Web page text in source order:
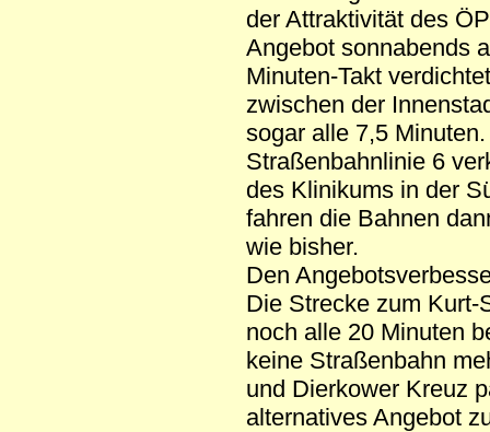
der Attraktivität des
Angebot sonnabends
Minuten-Takt
zwischen der
sogar alle 7,5
Straßenbahnlinie 6
des Klinikums in der
fahren die Bahnen
wie bisher.
Den
Die Strecke zum Kurt-
noch alle 20 Minuten
keine Straßenbahn
und Dierkower Kreuz
alternatives Angebot